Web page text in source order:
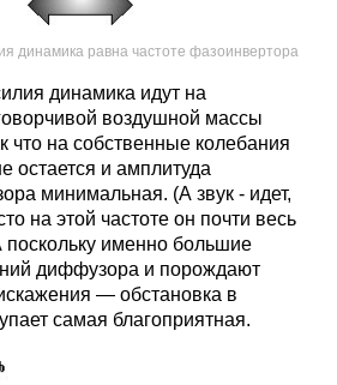
динамика равна частоте фазоинвертора
динамика идут на
воздушной массы
что на собственные колебания
остается и амплитуда
минимальная. (А звук - идет,
на этой частоте он почти весь
поскольку именно большие
диффузора и порождают
— обстановка в
самая благоприятная.